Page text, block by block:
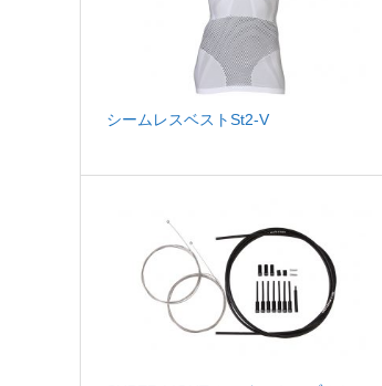
シームレスベストSt2-V